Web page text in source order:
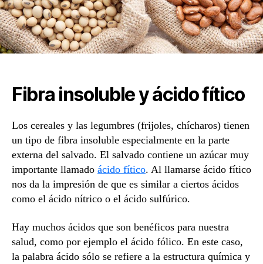
Fibra insoluble y ácido fítico
Los cereales y las legumbres (frijoles, chícharos) tienen
un tipo de fibra insoluble especialmente en la parte
externa del salvado. El salvado contiene un azúcar muy
importante llamado ácido fítico. Al llamarse ácido fítico
nos da la impresión de que es similar a ciertos ácidos
como el ácido nítrico o el ácido sulfúrico.
Hay muchos ácidos que son benéficos para nuestra
salud, como por ejemplo el ácido fólico. En este caso,
la palabra ácido sólo se refiere a la estructura química y